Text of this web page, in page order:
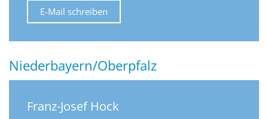
E-Mail schreiben
Niederbayern/Oberpfalz
Franz-Josef Hock